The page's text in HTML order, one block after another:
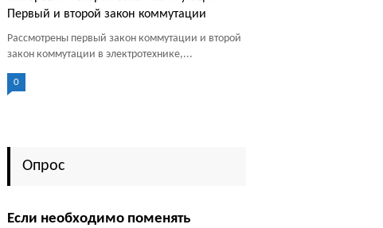
Первый и второй закон коммутации
Рассмотрены первый закон коммутации и второй
закон коммутации в электротехнике,...
0
Опрос
Если необходимо поменять